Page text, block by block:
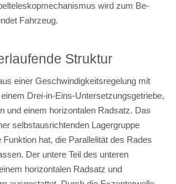
wird zum Be-
Fahrzeug.
Struktur
einer Geschwindigkeitsregelung mit
Drei-in-Eins-Untersetzungsgetriebe,
und einem horizontalen Radsatz. Das
selbstausrichtenden Lagergruppe
Funktion hat, die Parallelität des Rades
Der untere Teil des unteren
horizontalen Radsatz und